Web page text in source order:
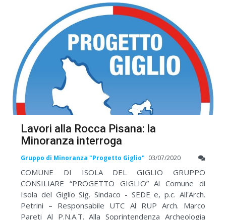
Lavori alla Rocca Pisana: la
Minoranza interroga
Gruppo di Minoranza "Progetto Giglio" 03/07/2020
COMUNE DI ISOLA DEL GIGLIO GRUPPO
CONSILIARE “PROGETTO GIGLIO” Al Comune di
Isola del Giglio Sig. Sindaco - SEDE e, p.c. All'Arch.
Petrini – Responsabile UTC Al RUP Arch. Marco
Pareti Al P.N.A.T. Alla Soprintendenza Archeologia